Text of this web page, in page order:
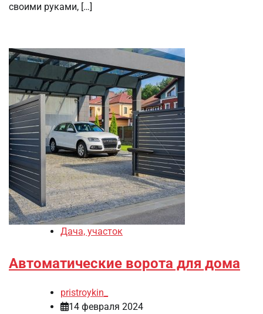
своими руками, […]
Дача, участок
Автоматические ворота для дома
pristroykin_
14 февраля 2024